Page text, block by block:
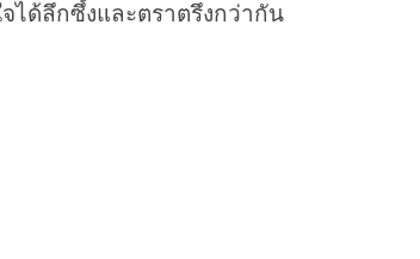
ได้ลึกซึ้งและตราตรึงกว่ากัน